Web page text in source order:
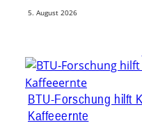
5. August 2026
BTU-Forschung hilft
Kaffeeernte